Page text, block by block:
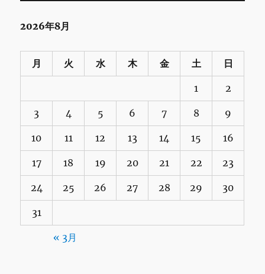
2026年8月
月 火 水 木 金 土 日
1 2
3 4 5 6 7 8 9
10 11 12 13 14 15 16
17 18 19 20 21 22 23
24 25 26 27 28 29 30
31
« 3月